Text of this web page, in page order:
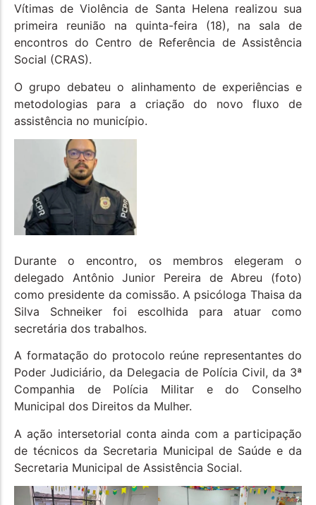
Vítimas de Violência de Santa Helena realizou sua
primeira reunião na quinta-feira (18), na sala de
encontros do Centro de Referência de Assistência
Social (CRAS).
O grupo debateu o alinhamento de experiências e
metodologias para a criação do novo fluxo de
assistência no município.
Durante o encontro, os membros elegeram o
delegado Antônio Junior Pereira de Abreu (foto)
como presidente da comissão. A psicóloga Thaisa da
Silva Schneiker foi escolhida para atuar como
secretária dos trabalhos.
A formatação do protocolo reúne representantes do
Poder Judiciário, da Delegacia de Polícia Civil, da 3ª
Companhia de Polícia Militar e do Conselho
Municipal dos Direitos da Mulher.
A ação intersetorial conta ainda com a participação
de técnicos da Secretaria Municipal de Saúde e da
Secretaria Municipal de Assistência Social.